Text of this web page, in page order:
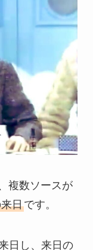
複数ソースが
日です。
日し、来日の